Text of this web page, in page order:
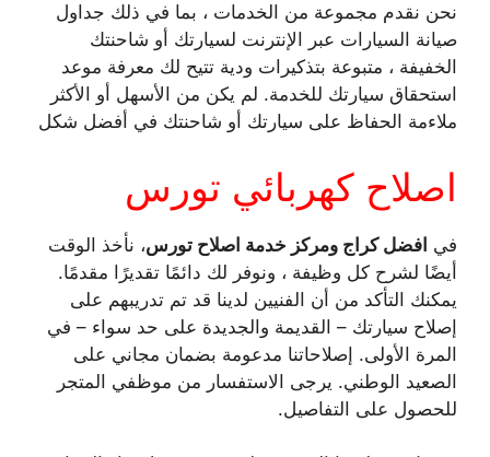
نحن نقدم مجموعة من الخدمات ، بما في ذلك جداول
صيانة السيارات عبر الإنترنت لسيارتك أو شاحنتك
الخفيفة ، متبوعة بتذكيرات ودية تتيح لك معرفة موعد
استحقاق سيارتك للخدمة. لم يكن من الأسهل أو الأكثر
ملاءمة الحفاظ على سيارتك أو شاحنتك في أفضل شكل
اصلاح كهربائي تورس
في افضل كراج ومركز خدمة اصلاح تورس، نأخذ الوقت
أيضًا لشرح كل وظيفة ، ونوفر لك دائمًا تقديرًا مقدمًا.
يمكنك التأكد من أن الفنيين لدينا قد تم تدريبهم على
إصلاح سيارتك – القديمة والجديدة على حد سواء – في
المرة الأولى. إصلاحاتنا مدعومة بضمان مجاني على
الصعيد الوطني. يرجى الاستفسار من موظفي المتجر
للحصول على التفاصيل.